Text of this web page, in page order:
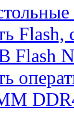
Flash,
Flash